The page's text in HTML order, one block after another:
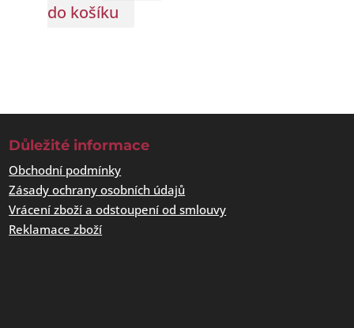
do košíku
Důležité informace
Obchodní podmínky
Zásady ochrany osobních údajů
Vrácení zboží a odstoupení od smlouvy
Reklamace zboží